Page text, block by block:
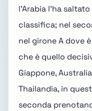
l'Arabia l'ha
classifica; nel
nel girone A dove
che è quello
Giappone,
Thailandia, in
seconda